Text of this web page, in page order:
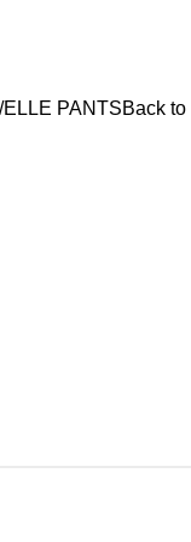
ELLE PANTSBack